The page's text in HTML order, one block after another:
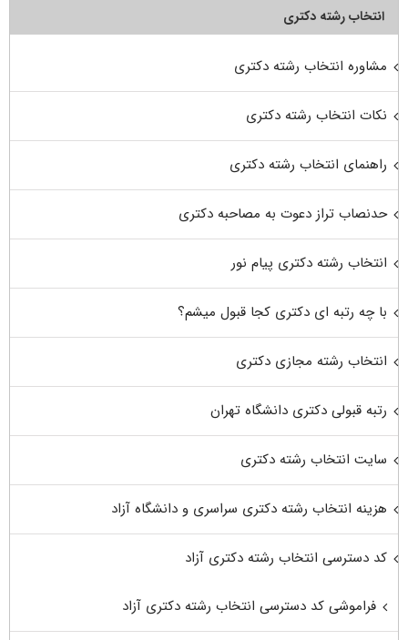
انتخاب رشته دکتری
مشاوره انتخاب رشته دکتری
نکات انتخاب رشته دکتری
راهنمای انتخاب رشته دکتری
حدنصاب تراز دعوت به مصاحبه دکتری
انتخاب رشته دکتری پیام نور
با چه رتبه ای دکتری کجا قبول میشم؟
انتخاب رشته مجازی دکتری
رتبه قبولی دکتری دانشگاه تهران
سایت انتخاب رشته دکتری
هزینه انتخاب رشته دکتری سراسری و دانشگاه آزاد
کد دسترسی انتخاب رشته دکتری آزاد
فراموشی کد دسترسی انتخاب رشته دکتری آزاد